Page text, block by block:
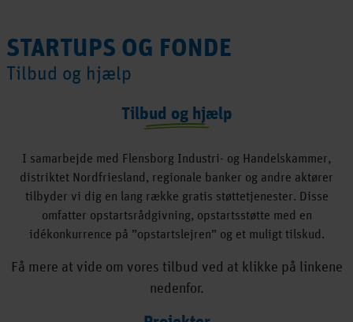
STARTUPS OG FONDE
Tilbud og hjælp
Tilbud og hjælp
I samarbejde med Flensborg Industri- og Handelskammer,
distriktet Nordfriesland, regionale banker og andre aktører
tilbyder vi dig en lang række gratis støttetjenester. Disse
omfatter opstartsrådgivning, opstartsstøtte med en
idékonkurrence på ”opstartslejren” og et muligt tilskud.
Få mere at vide om vores tilbud ved at klikke på linkene
nedenfor.